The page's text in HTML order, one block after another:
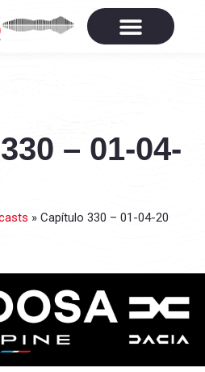
– 01-04-
» Capítulo 330 – 01-04-20